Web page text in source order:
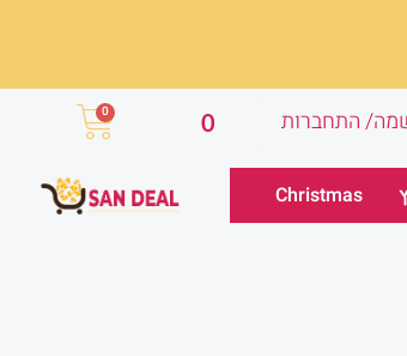
התחברות 0
0
עגלת
Christmas